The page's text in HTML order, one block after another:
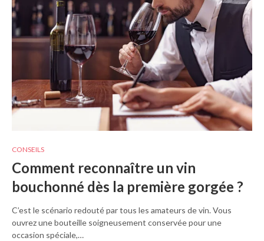
CONSEILS
Comment reconnaître un vin
bouchonné dès la première gorgée ?
C’est le scénario redouté par tous les amateurs de vin. Vous
ouvrez une bouteille soigneusement conservée pour une
occasion spéciale,…